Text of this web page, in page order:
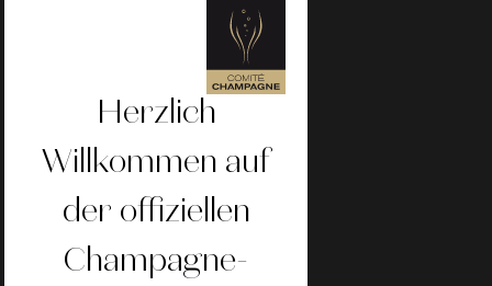
Herzlich
Willkommen auf
der offiziellen
Champagne-